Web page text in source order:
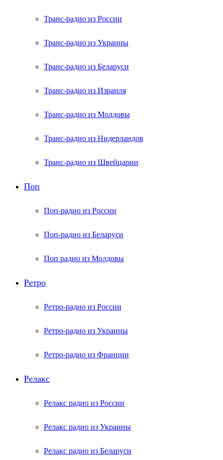
Транс-радио из России
Транс-радио из Украины
Транс-радио из Беларуси
Транс-радио из Израиля
Транс-радио из Молдовы
Транс-радио из Нидерландов
Транс-радио из Швейцарии
Поп
Поп-радио из России
Поп-радио из Беларуси
Поп радио из Молдовы
Ретро
Ретро-радио из России
Ретро-радио из Украины
Ретро-радио из Франции
Релакс
Релакс радио из России
Релакс радио из Украины
Релакс радио из Беларуси